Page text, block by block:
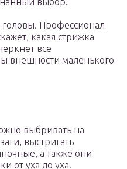
Профессионал
какая стрижка
все
внешности маленького
выбривать на
выстригать
а также они
от уха до уха.